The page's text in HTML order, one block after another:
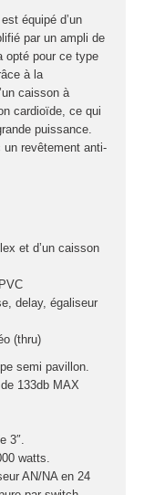
équipé d’un
par un ampli de
opté pour ce type
à la
caisson à
cardioïde, ce qui
puissance.
revêtement anti-
et d’un caisson
delay, égaliseur
(thru)
semi pavillon.
133db MAX
3″.
watts.
AN/NA en 24